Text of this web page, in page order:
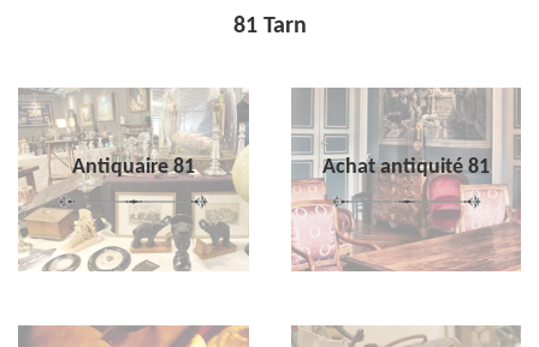
81 Tarn
Antiquaire 81 Achat antiquité 81